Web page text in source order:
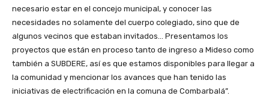
necesario estar en el concejo municipal, y conocer las
necesidades no solamente del cuerpo colegiado, sino que de
algunos vecinos que estaban invitados… Presentamos los
proyectos que están en proceso tanto de ingreso a Mideso como
también a SUBDERE, así es que estamos disponibles para llegar a
la comunidad y mencionar los avances que han tenido las
iniciativas de electrificación en la comuna de Combarbalá”.